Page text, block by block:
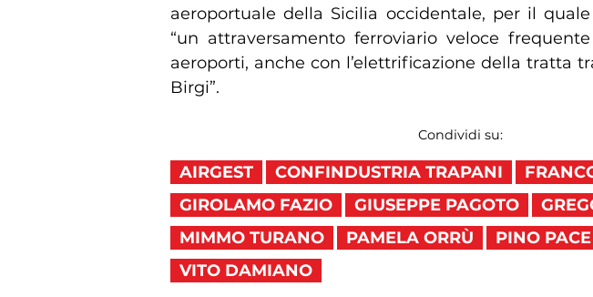
aeroportuale della Sicilia occidentale, per il
“un attraversamento ferroviario veloce
aeroporti, anche con l’elettrificazione della tratta
Birgi”.
Condividi su:
AIRGEST CONFINDUSTRIA TRAPANI
GIROLAMO FAZIO
GIUSEPPE PAGOTO
MIMMO TURANO
PAMELA ORRÙ PINO PACE
VITO DAMIANO